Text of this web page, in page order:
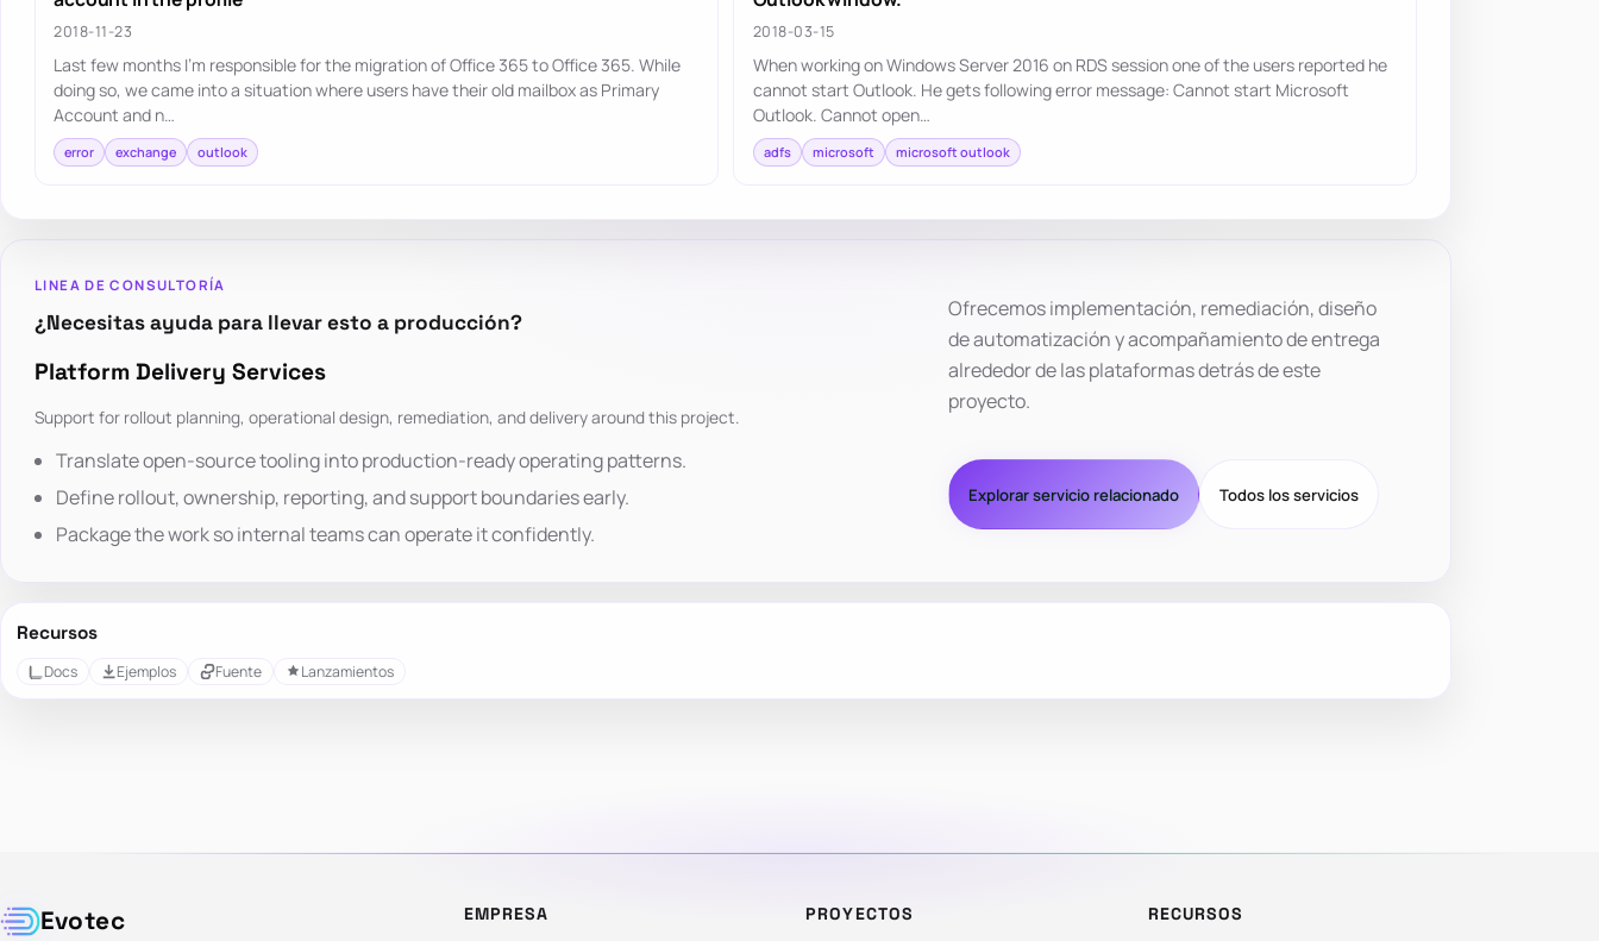
2018-11-23
Last few months I'm responsible for the migration of Office 365 to Office 365. While
doing so, we came into a situation where users have their old mailbox as Primary
Account and n…
error exchange outlook
2018-03-15
When working on Windows Server 2016 on RDS session one of the users reported he
cannot start Outlook. He gets following error message: Cannot start Microsoft
Outlook. Cannot open…
adfs microsoft microsoft outlook
LINEA DE CONSULTORÍA
¿Necesitas ayuda para llevar esto a producción?
Platform Delivery Services
Support for rollout planning, operational design, remediation, and delivery around this project.
Translate open-source tooling into production-ready operating patterns.
Define rollout, ownership, reporting, and support boundaries early.
Package the work so internal teams can operate it confidently.
Ofrecemos implementación, remediación, diseño
de automatización y acompañamiento de entrega
alrededor de las plataformas detrás de este
proyecto.
Explorar servicio relacionado Todos los servicios
Recursos
Docs Ejemplos Fuente Lanzamientos
Evotec EMPRESA PROYECTOS RECURSOS